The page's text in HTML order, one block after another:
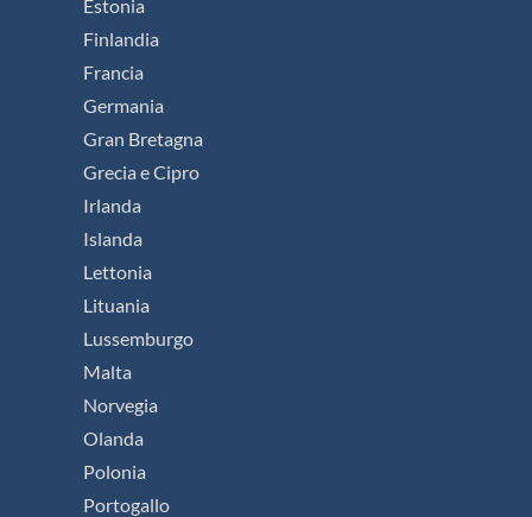
Estonia
Finlandia
Francia
Germania
Gran Bretagna
Grecia e Cipro
Irlanda
Islanda
Lettonia
Lituania
Lussemburgo
Malta
Norvegia
Olanda
Polonia
Portogallo